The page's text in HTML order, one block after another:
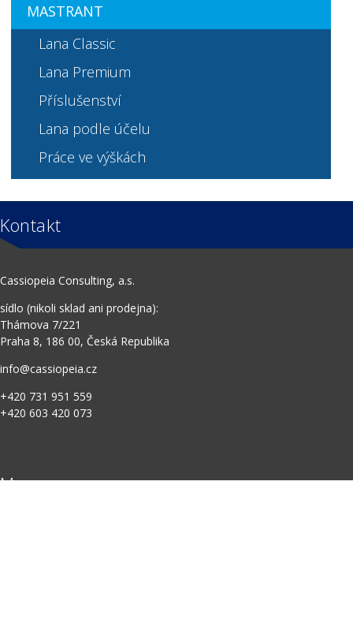
MASTRANT
Lana Classic
Lana Premium
Příslušenství
Lana podle účelu
Práce ve výškách
Kontakt
Cassiopeia Consulting, a.s.
sídlo (nikoli sklad ani prodejna):
Thámova 7/221
Praha 8, 186 00, Česká Republika
info@cassiopeia.cz
+420 731 951 559
+420 603 420 073
Menu